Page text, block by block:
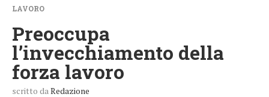
LAVORO
Preoccupa
l’invecchiamento della
forza lavoro
scritto da Redazione